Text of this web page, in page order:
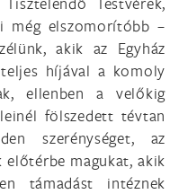
még elszomorítóbb –
akik az Egyház
híjával a komoly
ellenben a velőkig
fölszedett tévtan
szerénységet, az
magukat, akik
támadást intéznek